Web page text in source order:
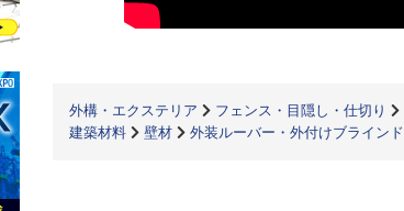
外構・エクステリア フェンス・目隠し・仕切り
建築材料
壁材 外装ルーバー・外付けブラインド